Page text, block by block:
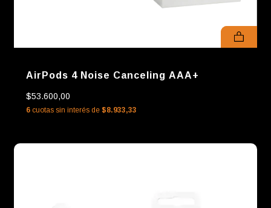
AirPods 4 Noise Canceling AAA+
$53.600,00
6 cuotas sin interés de $8.933,33